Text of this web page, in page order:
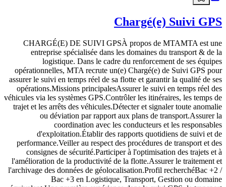
Chargé(e) Suivi GPS
CHARGÉ(E) DE SUIVI GPSÀ propos de MTAMTA est une
entreprise spécialisée dans les domaines du transport & de la
logistique. Dans le cadre du renforcement de ses équipes
opérationnelles, MTA recrute un(e) Chargé(e) de Suivi GPS pour
assurer le suivi en temps réel de sa flotte et garantir la qualité de ses
opérations.Missions principalesAssurer le suivi en temps réel des
véhicules via les systèmes GPS.Contrôler les itinéraires, les temps de
trajet et les arrêts des véhicules.Détecter et signaler toute anomalie
ou déviation par rapport aux plans de transport.Assurer la
coordination avec les conducteurs et les responsables
d'exploitation.Établir des rapports quotidiens de suivi et de
performance.Veiller au respect des procédures de transport et des
consignes de sécurité.Participer à l'optimisation des trajets et à
l'amélioration de la productivité de la flotte.Assurer le traitement et
l'archivage des données de géolocalisation.Profil recherchéBac +2 /
Bac +3 en Logistique, Transport, Gestion ou domaine